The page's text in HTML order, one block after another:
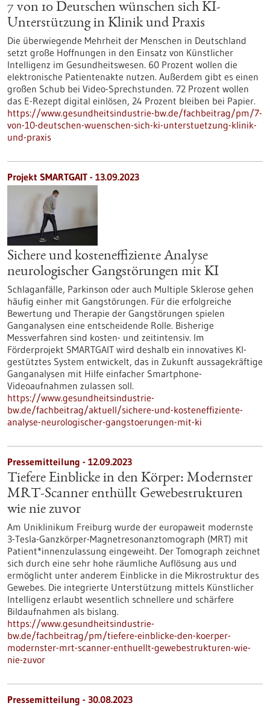
7 von 10 Deutschen wünschen sich KI-
Unterstützung in Klinik und Praxis
Die überwiegende Mehrheit der Menschen in Deutschland
setzt große Hoffnungen in den Einsatz von Künstlicher
Intelligenz im Gesundheitswesen. 60 Prozent wollen die
elektronische Patientenakte nutzen. Außerdem gibt es einen
großen Schub bei Video-Sprechstunden. 72 Prozent wollen
das E-Rezept digital einlösen, 24 Prozent bleiben bei Papier.
https://www.gesundheitsindustrie-bw.de/fachbeitrag/pm/7-
von-10-deutschen-wuenschen-sich-ki-unterstuetzung-klinik-
und-praxis
Projekt SMARTGAIT - 13.09.2023
Sichere und kosteneffiziente Analyse
neurologischer Gangstörungen mit KI
Schlaganfälle, Parkinson oder auch Multiple Sklerose gehen
häufig einher mit Gangstörungen. Für die erfolgreiche
Bewertung und Therapie der Gangstörungen spielen
Ganganalysen eine entscheidende Rolle. Bisherige
Messverfahren sind kosten- und zeitintensiv. Im
Förderprojekt SMARTGAIT wird deshalb ein innovatives KI-
gestütztes System entwickelt, das in Zukunft aussagekräftige
Ganganalysen mit Hilfe einfacher Smartphone-
Videoaufnahmen zulassen soll.
https://www.gesundheitsindustrie-
bw.de/fachbeitrag/aktuell/sichere-und-kosteneffiziente-
analyse-neurologischer-gangstoerungen-mit-ki
Pressemitteilung - 12.09.2023
Tiefere Einblicke in den Körper: Modernster
MRT-Scanner enthüllt Gewebestrukturen
wie nie zuvor
Am Uniklinikum Freiburg wurde der europaweit modernste
3-Tesla-Ganzkörper-Magnetresonanztomograph (MRT) mit
Patient*innenzulassung eingeweiht. Der Tomograph zeichnet
sich durch eine sehr hohe räumliche Auflösung aus und
ermöglicht unter anderem Einblicke in die Mikrostruktur des
Gewebes. Die integrierte Unterstützung mittels Künstlicher
Intelligenz erlaubt wesentlich schnellere und schärfere
Bildaufnahmen als bislang.
https://www.gesundheitsindustrie-
bw.de/fachbeitrag/pm/tiefere-einblicke-den-koerper-
modernster-mrt-scanner-enthuellt-gewebestrukturen-wie-
nie-zuvor
Pressemitteilung - 30.08.2023